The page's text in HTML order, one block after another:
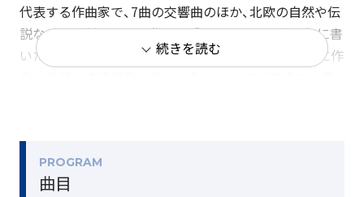
代表する作曲家で、7曲の交響曲のほか、北欧の自然や伝
説などに題材をとった作品を残しました。38歳の年に書
いた《ヴァイオリン協奏曲》は、彼がこの楽器のために作
ベートーヴェンの《交響曲第6番「田園」》は、「田舎での
生活の思い出」と自身のスケッチ帳に記したように、自
然の風景に触発され生まれた作品。全部で5つの楽章か
続きを読む
PROGRAM
曲目